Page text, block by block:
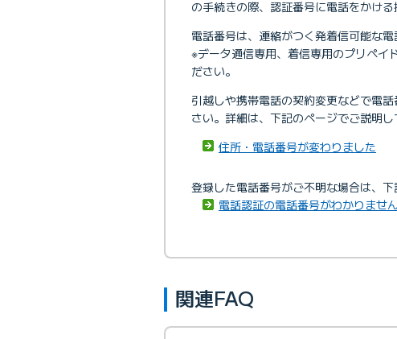
の手続きの際、認証番号に電話をかけ
電話番号は、連絡がつく発着信可能な
※データ通信専用、着信専用のプリペイ
ださい。
引越しや携帯電話の契約変更などで電
さい。詳細は、下記のページでご説明し
住所・電話番号が変わりました
登録した電話番号がご不明な場合は、
電話認証の電話番号がわかりませ
関連FAQ